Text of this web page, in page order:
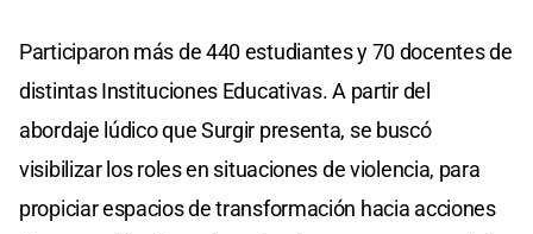
Participaron más de 440 estudiantes y 70 docentes de
distintas Instituciones Educativas. A partir del
abordaje lúdico que Surgir presenta, se buscó
visibilizar los roles en situaciones de violencia, para
propiciar espacios de transformación hacia acciones